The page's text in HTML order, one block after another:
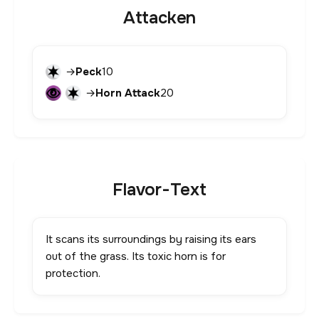
Attacken
→Peck10
→Horn Attack20
Flavor-Text
It scans its surroundings by raising its ears
out of the grass. Its toxic horn is for
protection.